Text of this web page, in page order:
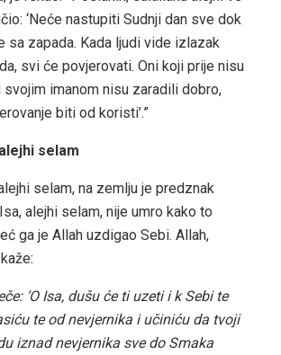
‘Neće nastupiti Sudnji dan sve dok
sa zapada. Kada ljudi vide izlazak
svi će povjerovati. Oni koji prije nisu
imanom nisu zaradili dobro,
biti od koristi’.”
selam
selam, na zemlju je predznak
alejhi selam, nije umro kako to
ga je Allah uzdigao Sebi. Allah,
‘O Isa, dušu će ti uzeti i k Sebi te
te od nevjernika i učiniću da tvoji
iznad nevjernika sve do Smaka